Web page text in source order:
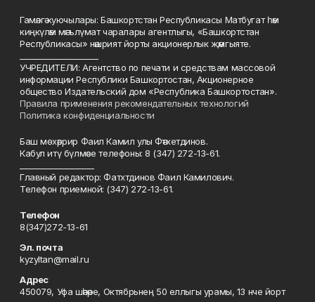
Гамәлгә куючылары: Башкортстан Республикасы Матбугат һәм
киңкүләм мәгълүмат чаралары агентлыгы, «Башкортстан
Республикасы» нәшрият йорты акционерлык җәмгыяте.
УЧРЕДИТЕЛИ: Агентство по печати и средствам массовой
информации Республики Башкортостан, Акционерное
общество Издательский дом «Республика Башкортостан».
Правила применения рекомендательных технологий
Политика конфиденциальности
Баш мөхәррир Фаил Камил улы Фәтхетдинов.
Кабул итү бүлмәсе телефоны: 8 (347) 272-13-61.
Главный редактор: Фатхтдинов Фаил Камилович.
Телефон приемной: (347) 272-13-61.
Телефон
8(347)272-13-61
Эл. почта
kyzyltan@mail.ru
Адрес
450079, Уфа шәһәре, Октябрьнең 50 еллыгы урамы, 13 нче йорт